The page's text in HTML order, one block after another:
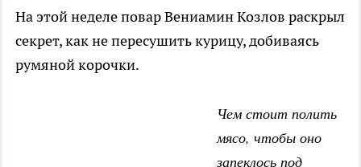
На этой неделе повар Вениамин Козлов раскрыл
секрет, как не пересушить курицу, добиваясь
румяной корочки.
Чем стоит полить
мясо, чтобы оно
запеклось под